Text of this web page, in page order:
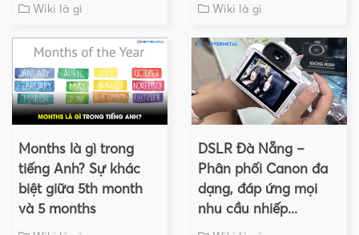
Wiki là gì Wiki là gì
Months là gì trong
tiếng Anh? Sự khác
biệt giữa 5th month
và 5 months
DSLR Đà Nẵng –
Phân phối Canon đa
dạng, đáp ứng mọi
nhu cầu nhiếp...